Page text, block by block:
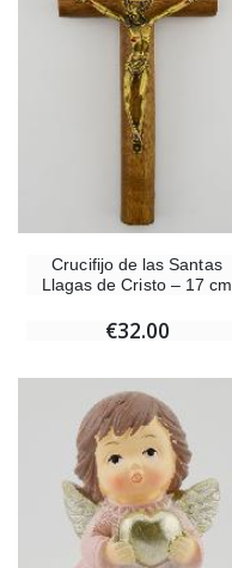
Crucifijo de las Santas
Llagas de Cristo – 17 cm
€32.00